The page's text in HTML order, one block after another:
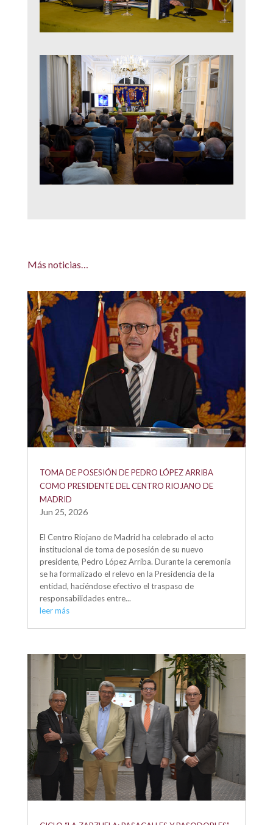
Más noticias…
TOMA DE POSESIÓN DE PEDRO LÓPEZ ARRIBA
COMO PRESIDENTE DEL CENTRO RIOJANO DE
MADRID
Jun 25, 2026
El Centro Riojano de Madrid ha celebrado el acto
institucional de toma de posesión de su nuevo
presidente, Pedro López Arriba. Durante la ceremonia
se ha formalizado el relevo en la Presidencia de la
entidad, haciéndose efectivo el traspaso de
responsabilidades entre...
leer más